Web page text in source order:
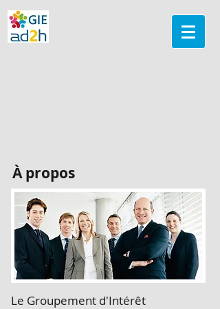
À propos
Le Groupement d'Intérêt